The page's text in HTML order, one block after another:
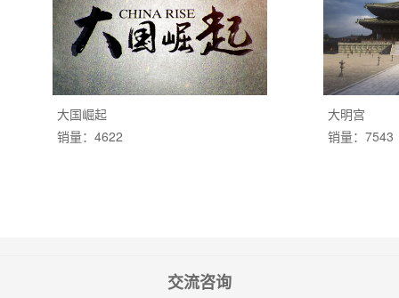
大国崛起
销量：4622
大明宫
销量：7543
交流咨询